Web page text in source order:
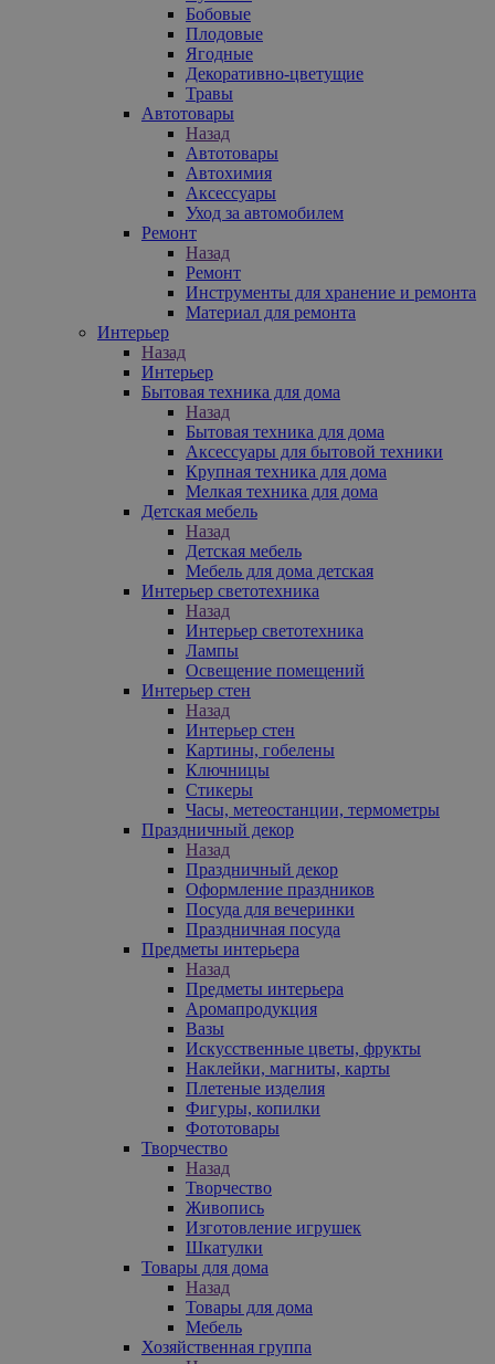
Бобовые
Плодовые
Ягодные
Декоративно-цветущие
Травы
Автотовары
Назад
Автотовары
Автохимия
Аксессуары
Уход за автомобилем
Ремонт
Назад
Ремонт
Инструменты для хранение и ремонта
Материал для ремонта
Интерьер
Назад
Интерьер
Бытовая техника для дома
Назад
Бытовая техника для дома
Аксессуары для бытовой техники
Крупная техника для дома
Мелкая техника для дома
Детская мебель
Назад
Детская мебель
Мебель для дома детская
Интерьер светотехника
Назад
Интерьер светотехника
Лампы
Освещение помещений
Интерьер стен
Назад
Интерьер стен
Картины, гобелены
Ключницы
Стикеры
Часы, метеостанции, термометры
Праздничный декор
Назад
Праздничный декор
Оформление праздников
Посуда для вечеринки
Праздничная посуда
Предметы интерьера
Назад
Предметы интерьера
Аромапродукция
Вазы
Искусственные цветы, фрукты
Наклейки, магниты, карты
Плетеные изделия
Фигуры, копилки
Фототовары
Творчество
Назад
Творчество
Живопись
Изготовление игрушек
Шкатулки
Товары для дома
Назад
Товары для дома
Мебель
Хозяйственная группа